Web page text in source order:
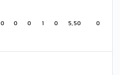
0 0 0 1 0 5,50 0